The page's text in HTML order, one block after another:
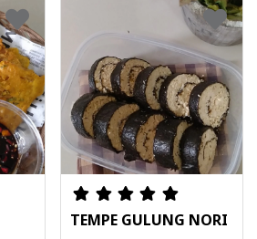
TEMPE GULUNG NORI